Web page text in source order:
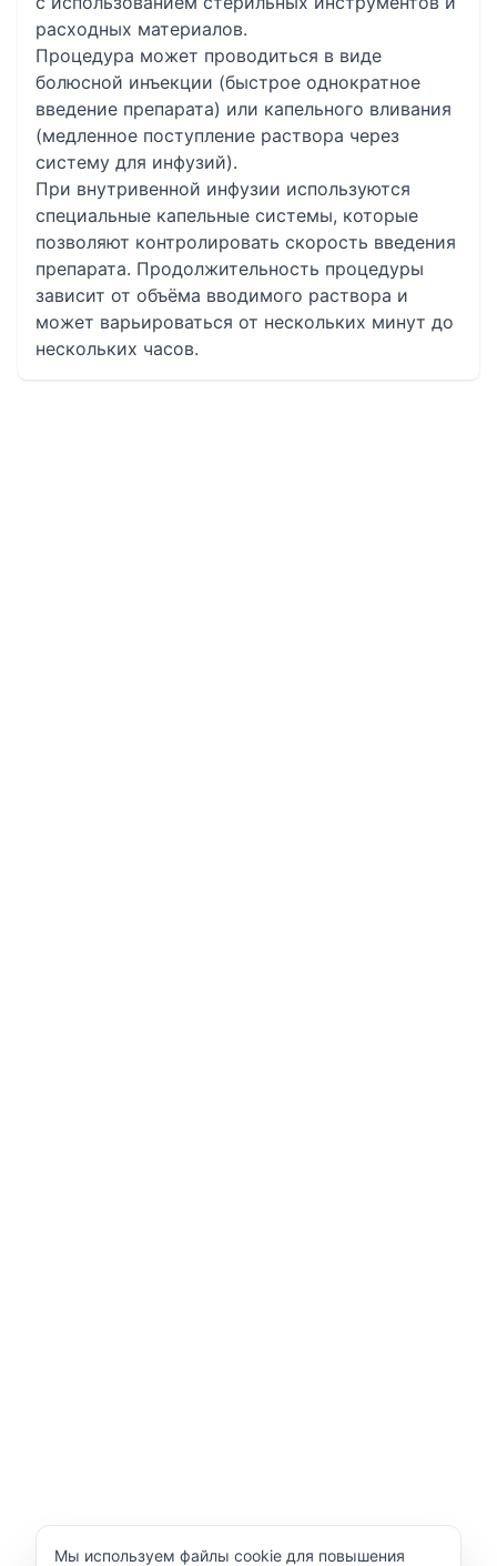
расходных материалов.
Процедура может проводиться в виде
болюсной инъекции (быстрое однократное
введение препарата) или капельного вливания
(медленное поступление раствора через
систему для инфузий).
При внутривенной инфузии используются
специальные капельные системы, которые
позволяют контролировать скорость введения
препарата. Продолжительность процедуры
зависит от объёма вводимого раствора и
может варьироваться от нескольких минут до
нескольких часов.
Уведомление об использовании cookie
Мы используем файлы cookie для повышения